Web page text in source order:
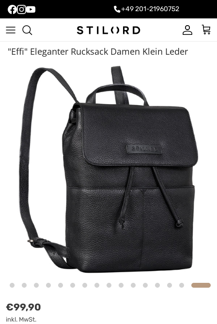
+49 201-21960752
Konto
"Effi" Eleganter Rucksack Damen Klein Leder
Normaler Preis
€99,90
inkl. MwSt.